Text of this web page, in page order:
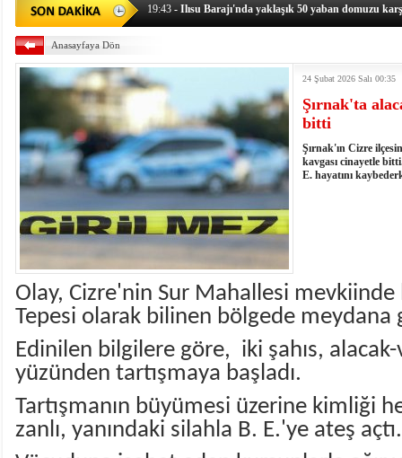
19:43 - Ilısu Barajı'nda yaklaşık 50 yaban domuzu
19:42- Hacıoğlu: UMKE ekipleri bilgi, cesaret ve
19:08- HÜDA PAR Şırnak il başkanı Yalçın:
istiyor
19:06
- Öter: Maneviyatı ve ahlaki yapıyı bozan en
kumardır
18:06 - MARSU, Kabala Mahallesi'nin Yaklaşık 40
18:14- VEFAT • Mehmet Ata Baştuğ
13:14- Mardin’de yangına müdahale eden itfaiye
13:13- Başkan Genç, Şırnak'ta dönel kavşak çağrısını
13:07- Bakan Memişoğlu: 500 yataklı hastanemizi
13:06- Bitlis'te bir kişinin hayatını kaybettiği husumet
13:05- Öter: Çiftçinin kullandığı mazot, gübre ve
13:03- Batman Üniversitesinin 2026 YKS kontenjanı
Anasayfaya Dön
24 Şubat 2026 Salı 00:35
Şırnak'ta
bitti
Şırnak'ın Cizre
kavgası cinayetle
E. hayatını
Olay, Cizre'nin Sur Mahallesi
Tepesi olarak bilinen bölgede meydana
Edinilen bilgilere göre, iki şahıs,
yüzünden tartışmaya başladı.
Tartışmanın büyümesi üzerine kimliği
zanlı, yanındaki silahla B. E.'ye ateş açtı.